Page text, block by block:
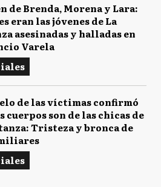
de Brenda, Morena y Lara:
eran las jóvenes de La
asesinadas y halladas en
Varela
de las víctimas confirmó
cuerpos son de las chicas de
Tristeza y bronca de